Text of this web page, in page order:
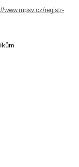
www.mpsv.cz/registr-